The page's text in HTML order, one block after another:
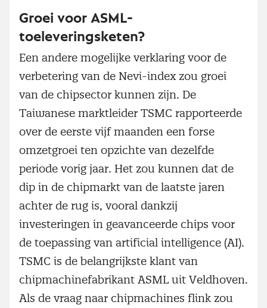
Groei voor ASML-
toeleveringsketen?
Een andere mogelijke verklaring voor de
verbetering van de Nevi-index zou groei
van de chipsector kunnen zijn. De
Taiwanese marktleider TSMC rapporteerde
over de eerste vijf maanden een forse
omzetgroei ten opzichte van dezelfde
periode vorig jaar. Het zou kunnen dat de
dip in de chipmarkt van de laatste jaren
achter de rug is, vooral dankzij
investeringen in geavanceerde chips voor
de toepassing van artificial intelligence (AI).
TSMC is de belangrijkste klant van
chipmachinefabrikant ASML uit Veldhoven.
Als de vraag naar chipmachines flink zou